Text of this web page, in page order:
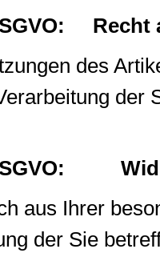
Recht
des
der
aus Ihrer
der Sie